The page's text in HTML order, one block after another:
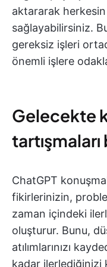
aktararak herkesin
sağlayabilirsiniz.
gereksiz işleri
önemli işlere
Gelecekte
ChatGPT
fikirlerinizin,
zaman içindeki
oluşturur. Bunu,
atılımlarınızı
kadar ilerlediğinizi